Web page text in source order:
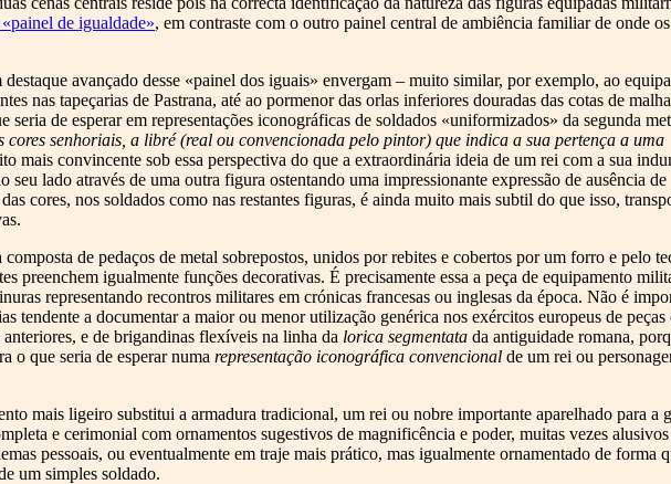
de igualdade», em contraste com o outro painel central de ambiência familiar de onde os
avançado desse «painel dos iguais» envergam – muito similar, por exemplo, ao
nas tapeçarias de Pastrana, até ao pormenor das orlas inferiores douradas das cotas de
seria de esperar em representações iconográficas de soldados «uniformizados» da segunda
cores senhoriais, a libré (real ou convencionada pelo pintor) que indica a sua pertença a uma
mais convincente sob essa perspectiva do que a extraordinária ideia de um rei com a sua
lado através de uma outra figura ostentando uma impressionante expressão de ausência de
cores, nos soldados como nas restantes figuras, é ainda muito mais subtil do que isso,
de pedaços de metal sobrepostos, unidos por rebites e cobertos por um forro e pelo
preenchem igualmente funções decorativas. É precisamente essa a peça de equipamento
representando recontros militares em crónicas francesas ou inglesas da época. Não é
tendente a documentar a maior ou menor utilização genérica nos exércitos europeus de peças
e de brigandinas flexíveis na linha da lorica segmentata da antiguidade romana,
o que seria de esperar numa representação iconográfica convencional de um rei ou
mais ligeiro substitui a armadura tradicional, um rei ou nobre importante aparelhado para a
e cerimonial com ornamentos sugestivos de magnificência e poder, muitas vezes alusivos
pessoais, ou eventualmente em traje mais prático, mas igualmente ornamentado de forma
um simples soldado.